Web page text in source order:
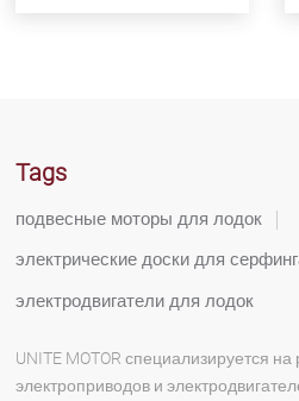
Tags
подвесные моторы для лодок
электрические доски для
электродвигатели для лодок
UNITE MOTOR специализируется
электроприводов и